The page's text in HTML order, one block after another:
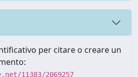
per citare o creare un
11383/2069257